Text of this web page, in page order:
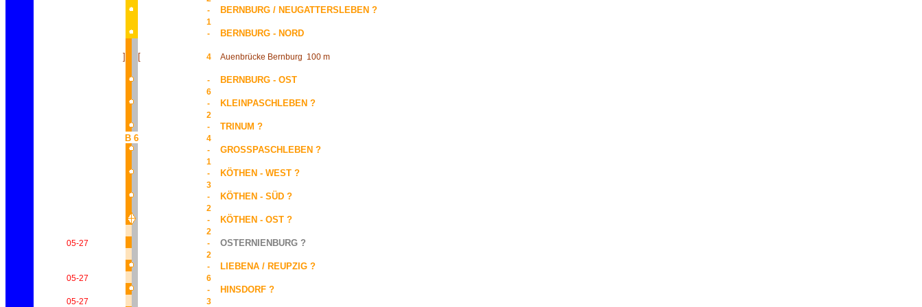
-
BERNBURG / NEUGATTERSLEBEN ?
1
-
BERNBURG - NORD
] [ 4 Auenbrücke Bernburg 100 m
- BERNBURG - OST
6
-
KLEINPASCHLEBEN ?
2
-
TRINUM ?
B 6
4
-
GROSSPASCHLEBEN ?
1
-
KÖTHEN - WEST ?
3
-
KÖTHEN - SÜD ?
2
-
KÖTHEN - OST ?
2
05-27
- OSTERNIENBURG ?
2
-
LIEBENA / REUPZIG ?
05-27
6
-
HINSDORF ?
05-27 3